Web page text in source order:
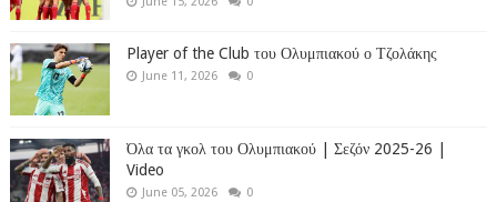
Player of the Club του Ολυμπιακού ο Τζολάκης
June 11, 2026 0
Όλα τα γκολ του Ολυμπιακού | Σεζόν 2025-26 |
Video
June 05, 2026 0